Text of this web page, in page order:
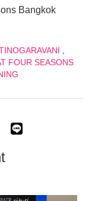
Bangkok
FOUR SEASONS